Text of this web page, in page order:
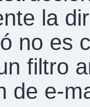
la
no es
filtro
de e-